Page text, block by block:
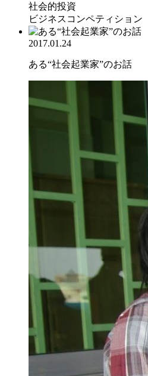
社会的投資
ビジネスコンペティション
2017.01.24
ある“社会起業家”のお話